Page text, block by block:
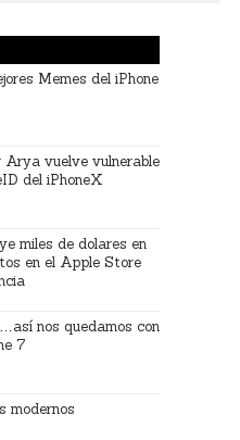
Memes del iPhone
Arya vuelve vulnerable
del iPhoneX
miles de dolares en
en el Apple Store
nos quedamos con
7
modernos